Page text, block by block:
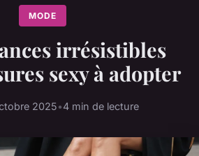
MODE
irrésistibles
sexy à adopter
2025•4 min de lecture